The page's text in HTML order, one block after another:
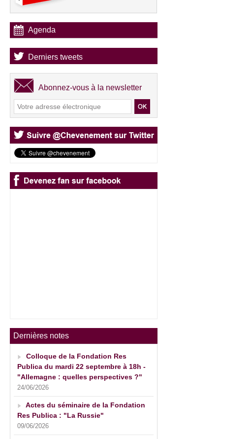
Agenda
Derniers tweets
Abonnez-vous à la newsletter
Dernières notes
Colloque de la Fondation Res
Publica du mardi 22 septembre à 18h -
"Allemagne : quelles perspectives ?"
24/06/2026
Actes du séminaire de la Fondation
Res Publica : "La Russie"
09/06/2026